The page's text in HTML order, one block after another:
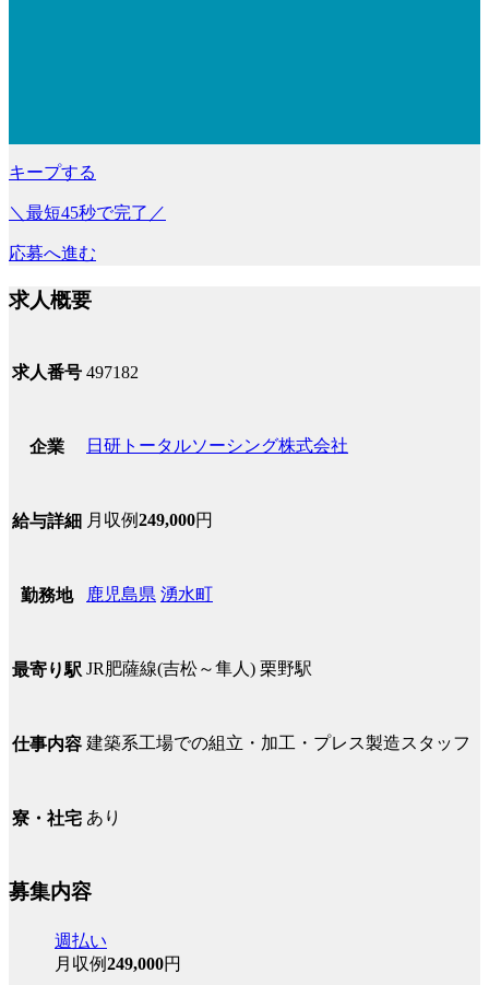
キープする
＼最短45秒で完了／
応募へ進む
求人概要
求人番号 497182
企業 日研トータルソーシング株式会社
給与詳細 月収例249,000円
勤務地 鹿児島県 湧水町
最寄り駅 JR肥薩線(吉松～隼人) 栗野駅
仕事内容 建築系工場での組立・加工・プレス製造スタッフ
寮・社宅 あり
募集内容
週払い
月収例249,000円